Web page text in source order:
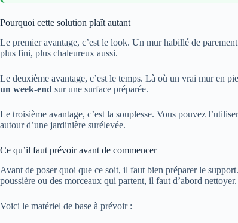
Pourquoi cette solution plaît autant
Le premier avantage, c’est le look. Un mur habillé de
plus fini, plus chaleureux aussi.
Le deuxième avantage, c’est le temps. Là où un vrai mur en
un week-end sur une surface préparée.
Le troisième avantage, c’est la souplesse. Vous pouvez
autour d’une jardinière surélevée.
Ce qu’il faut prévoir avant de commencer
Avant de poser quoi que ce soit, il faut bien préparer le
poussière ou des morceaux qui partent, il faut d’abord nettoyer.
Voici le matériel de base à prévoir :